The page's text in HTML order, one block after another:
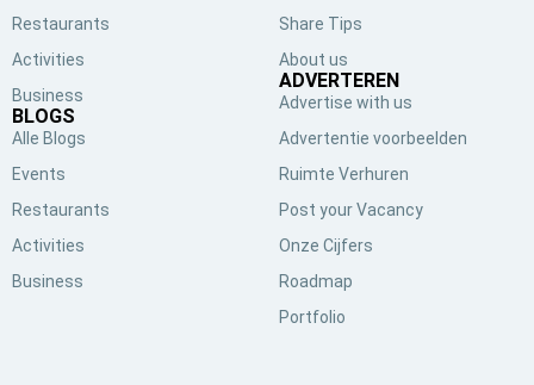
Restaurants
Activities
Business
BLOGS
Alle Blogs
Events
Restaurants
Activities
Business
Share Tips
About us
ADVERTEREN
Advertise with us
Advertentie voorbeelden
Ruimte Verhuren
Post your Vacancy
Onze Cijfers
Roadmap
Portfolio